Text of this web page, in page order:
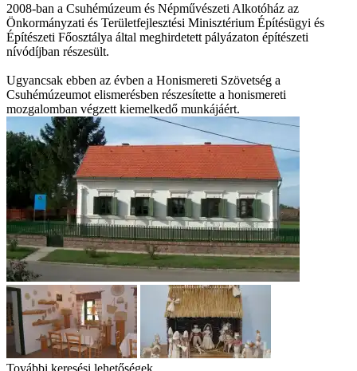
2008-ban a Csuhémúzeum és Népművészeti Alkotóház az
Önkormányzati és Területfejlesztési Minisztérium Építésügyi és
Építészeti Főosztálya által meghirdetett pályázaton építészeti
nívódíjban részesült.
Ugyancsak ebben az évben a Honismereti Szövetség a
Csuhémúzeumot elismerésben részesítette a honismereti
mozgalomban végzett kiemelkedő munkájáért.
További keresési lehetőségek